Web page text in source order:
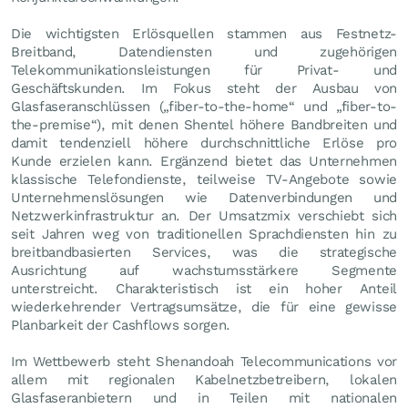
Die wichtigsten Erlösquellen stammen aus Festnetz-
Breitband, Datendiensten und zugehörigen
Telekommunikationsleistungen für Privat- und
Geschäftskunden. Im Fokus steht der Ausbau von
Glasfaseranschlüssen („fiber-to-the-home“ und „fiber-to-
the-premise“), mit denen Shentel höhere Bandbreiten und
damit tendenziell höhere durchschnittliche Erlöse pro
Kunde erzielen kann. Ergänzend bietet das Unternehmen
klassische Telefondienste, teilweise TV-Angebote sowie
Unternehmenslösungen wie Datenverbindungen und
Netzwerkinfrastruktur an. Der Umsatzmix verschiebt sich
seit Jahren weg von traditionellen Sprachdiensten hin zu
breitbandbasierten Services, was die strategische
Ausrichtung auf wachstumsstärkere Segmente
unterstreicht. Charakteristisch ist ein hoher Anteil
wiederkehrender Vertragsumsätze, die für eine gewisse
Planbarkeit der Cashflows sorgen.
Im Wettbewerb steht Shenandoah Telecommunications vor
allem mit regionalen Kabelnetzbetreibern, lokalen
Glasfaseranbietern und in Teilen mit nationalen